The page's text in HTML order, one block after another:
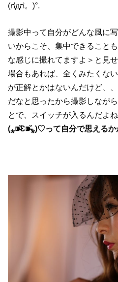
(ಗдಗ。)°.
撮影中って自分がどんな風に
いからこそ、集中できること
な感じに撮れてますよ＞と見
場合もあれば、全くみたくな
が正解とかはないんだけど、
だなと思ったから撮影しなが
とで、スイッチが入るんだよ
(⁎⁍̴̆Ɛ⁍̴̆⁎)♡って自分で思えるか